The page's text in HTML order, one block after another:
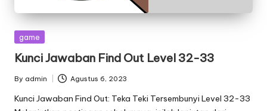
Posted
game
Kunci Jawaban Find Out Level 32-33
Posted
by
By admin Agustus 6, 2023
Kunci Jawaban Find Out: Teka Teki Tersembunyi Level 32-33